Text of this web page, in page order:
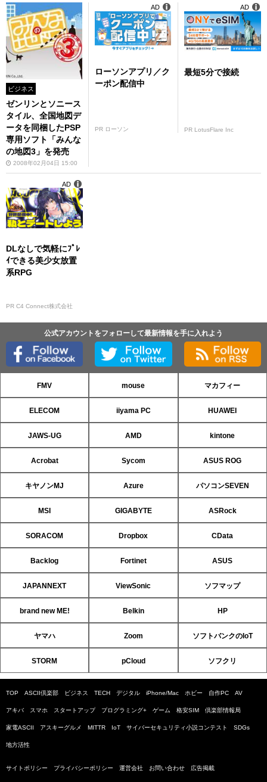
ビジネス
ゼンリンとソニース
タイル、全国地図デ
ータを同梱したPSP
専用ソフト「みんな
の地図3」を発売
2008年02月04日 15:00
ローソンアプリ／ク
ーポン配信中
PR ローソン
AD
最短5分で接続
PR LotusFlare Inc
AD
DLなしで気軽にﾌﾟﾚ
ｲできる美少女放置
系RPG
PR C4 Connect株式会社
AD
公式アカウントをフォローして最新情報を手に入れよう
FMV mouse マカフィー
ELECOM iiyama PC HUAWEI
JAWS-UG AMD kintone
Acrobat Sycom ASUS ROG
キヤノンMJ Azure パソコンSEVEN
MSI GIGABYTE ASRock
SORACOM Dropbox CData
Backlog Fortinet ASUS
JAPANNEXT ViewSonic ソフマップ
brand new ME! Belkin HP
ヤマハ Zoom ソフトバンクのIoT
STORM pCloud ソフクリ
TOP ASCII倶楽部 ビジネス TECH デジタル iPhone/Mac ホビー 自作PC AV
アキバ スマホ スタートアップ プログラミング+ ゲーム 格安SIM 倶楽部情報局
家電ASCII アスキーグルメ MITTR IoT サイバーセキュリティ小説コンテスト SDGs
地方活性
サイトポリシー プライバシーポリシー 運営会社 お問い合わせ 広告掲載